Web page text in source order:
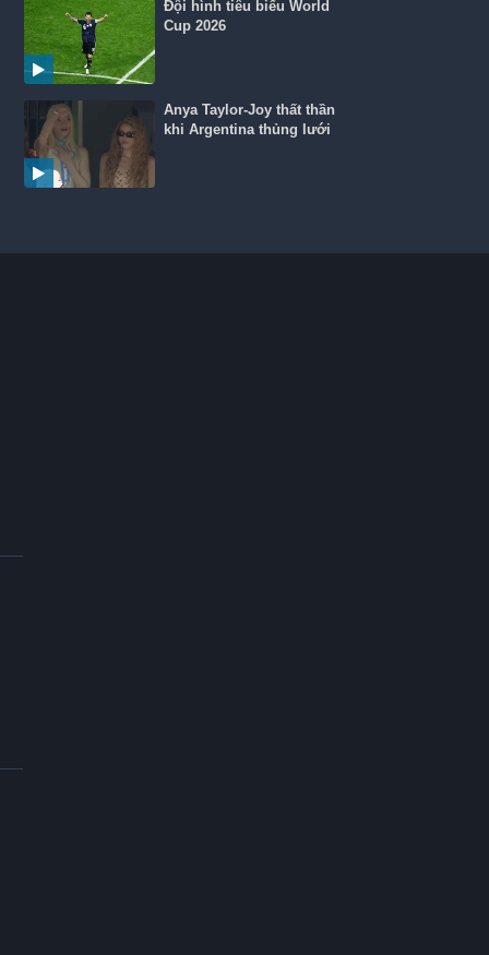
Đội hình tiêu biểu World
Cup 2026
Anya Taylor-Joy thất thần
khi Argentina thủng lưới